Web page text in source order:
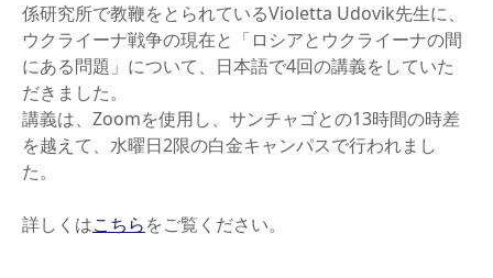
係研究所で教鞭をとられているVioletta Udovik先生に、
ウクライーナ戦争の現在と「ロシアとウクライーナの間
にある問題」について、日本語で4回の講義をしていた
だきました。
講義は、Zoomを使用し、サンチャゴとの13時間の時差
を越えて、水曜日2限の白金キャンパスで行われまし
た。
詳しくはこちらをご覧ください。